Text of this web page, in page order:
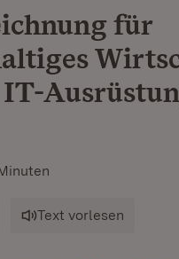
für
Text vorlesen